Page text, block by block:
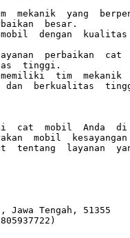
yang
besar.
mobil  dengan
perbaikan
tinggi.
tim
dan  berkualitas
cat  mobil
mobil
tentang  layanan
Jawa Tengah, 51355